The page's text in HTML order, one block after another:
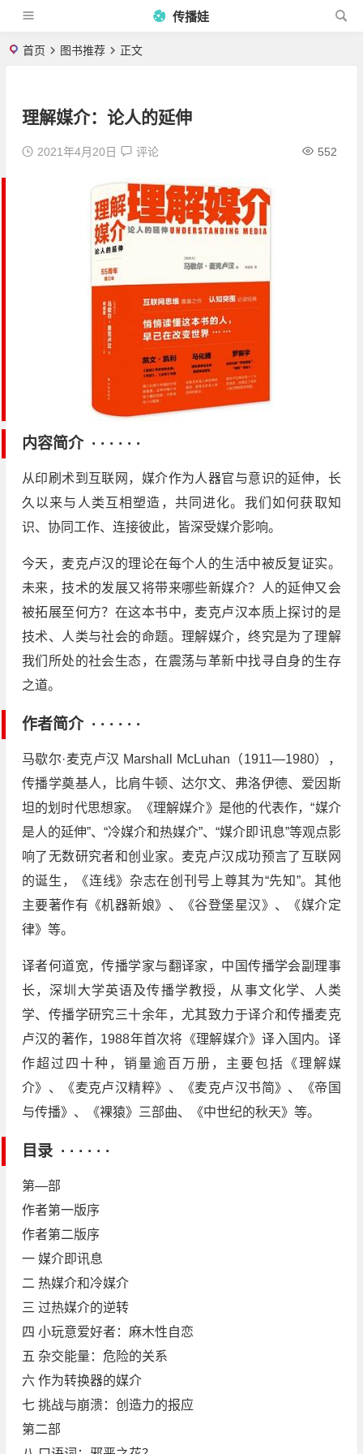
传播娃
首页 图书推荐 正文
理解媒介：论人的延伸
2021年4月20日 评论 552
内容简介 · · · · · ·
从印刷术到互联网，媒介作为人器官与意识的延伸，长
久以来与人类互相塑造，共同进化。我们如何获取知
识、协同工作、连接彼此，皆深受媒介影响。
今天，麦克卢汉的理论在每个人的生活中被反复证实。
未来，技术的发展又将带来哪些新媒介？人的延伸又会
被拓展至何方？在这本书中，麦克卢汉本质上探讨的是
技术、人类与社会的命题。理解媒介，终究是为了理解
我们所处的社会生态，在震荡与革新中找寻自身的生存
之道。
作者简介 · · · · · ·
马歇尔·麦克卢汉 Marshall McLuhan（1911—1980），
传播学奠基人，比肩牛顿、达尔文、弗洛伊德、爱因斯
坦的划时代思想家。《理解媒介》是他的代表作，“媒介
是人的延伸”、“冷媒介和热媒介”、“媒介即讯息”等观点影
响了无数研究者和创业家。麦克卢汉成功预言了互联网
的诞生，《连线》杂志在创刊号上尊其为“先知”。其他
主要著作有《机器新娘》、《谷登堡星汉》、《媒介定
律》等。
译者何道宽，传播学家与翻译家，中国传播学会副理事
长，深圳大学英语及传播学教授，从事文化学、人类
学、传播学研究三十余年，尤其致力于译介和传播麦克
卢汉的著作，1988年首次将《理解媒介》译入国内。译
作超过四十种，销量逾百万册，主要包括《理解媒
介》、《麦克卢汉精粹》、《麦克卢汉书简》、《帝国
与传播》、《裸猿》三部曲、《中世纪的秋天》等。
目录 · · · · · ·
第—部
作者第一版序
作者第二版序
一 媒介即讯息
二 热媒介和冷媒介
三 过热媒介的逆转
四 小玩意爱好者：麻木性自恋
五 杂交能量：危险的关系
六 作为转换器的媒介
七 挑战与崩溃：创造力的报应
第二部